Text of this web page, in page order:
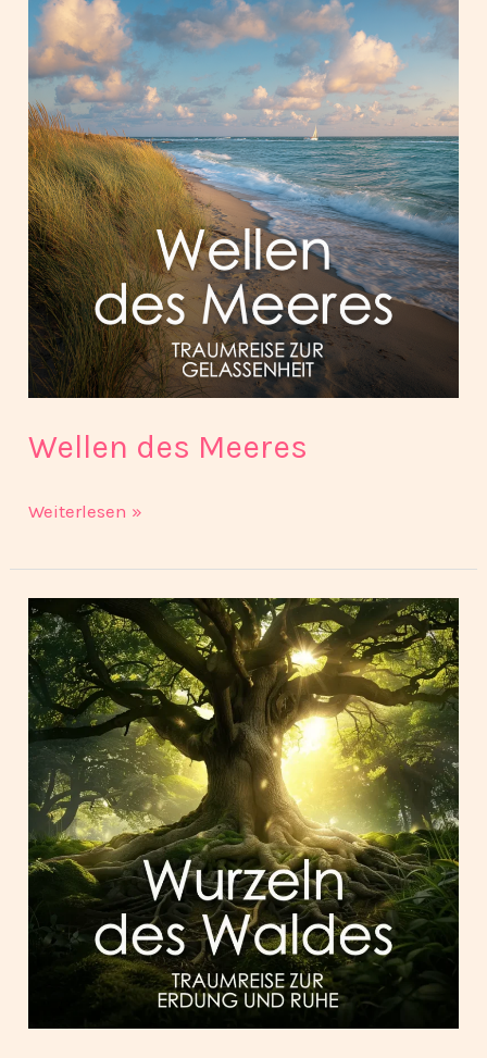
Wellen des Meeres
des
Meeres
Weiterlesen »
Wurzeln
des
Waldes